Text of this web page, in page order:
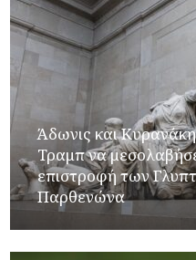
Άδωνις και
Τραμπ να
επιστροφή των
Παρθενώνα